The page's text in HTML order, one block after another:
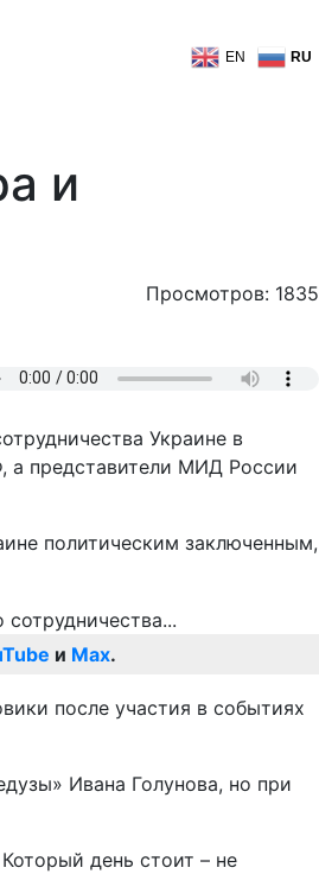
EN RU
и
Просмотров: 1835
Украине в
а представители МИД России
политическим заключенным,
и Max.
после участия в событиях
Ивана Голунова, но при
день стоит – не